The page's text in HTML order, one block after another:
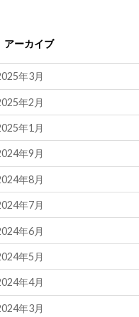
アーカイブ
年3月
年2月
年1月
年9月
年8月
年7月
年6月
年5月
年4月
年3月